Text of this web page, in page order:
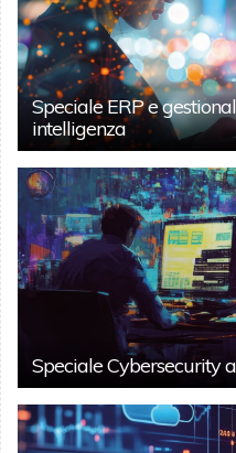
Speciale ERP e
intelligenza
Speciale Cybersecurity